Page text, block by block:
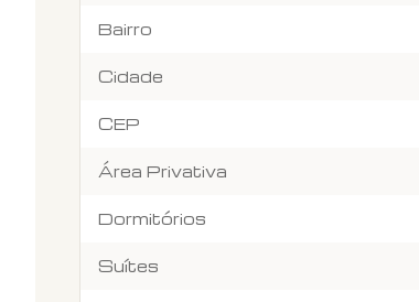
Bairro
Cidade
CEP
Área Privativa
Dormitórios
Suítes